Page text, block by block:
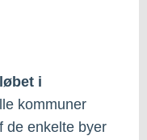
i
kommuner
de enkelte byer